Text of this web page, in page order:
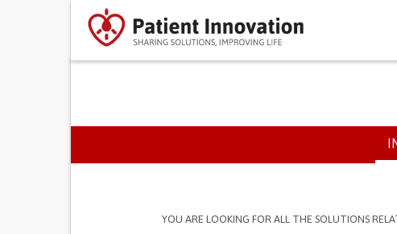
PRIMARY TABS
YOU ARE LOOKING FOR ALL THE SOLUTIONS